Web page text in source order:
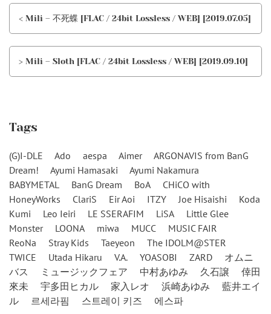
< Mili – 不死蝶 [FLAC / 24bit Lossless / WEB] [2019.07.05]
> Mili – Sloth [FLAC / 24bit Lossless / WEB] [2019.09.10]
Tags
(G)I-DLE Ado aespa Aimer
ARGONAVIS from BanG
Dream!
Ayumi Hamasaki
Ayumi Nakamura
BABYMETAL
BanG Dream BoA
CHiCO with
HoneyWorks
ClariS Eir Aoi ITZY Joe Hisaishi
Koda
Kumi
Leo Ieiri LE SSERAFIM LiSA
Little Glee
Monster
LOONA miwa MUCC
MUSIC FAIR
ReoNa
Stray Kids Taeyeon
The IDOLM@STER
TWICE
Utada Hikaru V.A. YOASOBI ZARD
オムニ
バス
ミュージックフェア 中村あゆみ 久石譲
倖田
來未
宇多田ヒカル 家入レオ 浜崎あゆみ
藍井エイ
ル
르세라핌 스트레이 키즈 에스파